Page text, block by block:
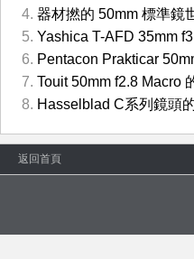
器材撚的 50mm 標準鏡
Yashica T-AFD 35mm
Pentacon Prakticar
Touit 50mm f2.8 Macro
Hasselblad C系列鏡頭
返回首頁